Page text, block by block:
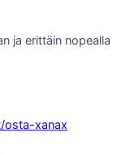
ja erittäin nopealla
osta-xanax